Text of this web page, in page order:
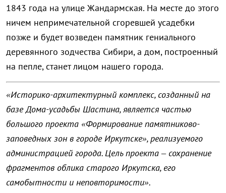
1843 года на улице Жандармская. На месте до этого
ничем непримечательной сгоревшей усадебки
позже и будет возведен памятник гениального
деревянного зодчества Сибири, а дом, построенный
на пепле, станет лицом нашего города.
«Историко-архитектурный комплекс, созданный на
базе Дома-усадьбы Шастина, является частью
большого проекта «Формирование памятниково-
заповедных зон в городе Иркутске», реализуемого
администрацией города. Цель проекта – сохранение
фрагментов облика старого Иркутска, его
самобытности и неповторимости».